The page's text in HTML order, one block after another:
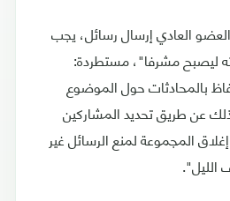
العادي إرسال رسائل، يجب
ليصبح مشرفا"، مستطردة:
بالمحادثات حول الموضوع
عن طريق تحديد المشاركين
المجموعة لمنع الرسائل غير